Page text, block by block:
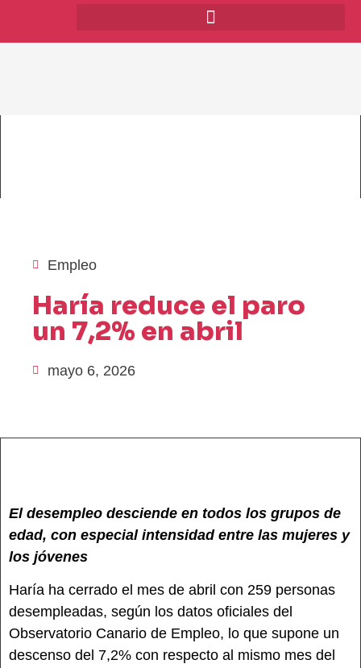
Empleo
Haría reduce el paro
un 7,2% en abril
mayo 6, 2026
El desempleo desciende en todos los grupos de
edad, con especial intensidad entre las mujeres y
los jóvenes
Haría ha cerrado el mes de abril con 259 personas
desempleadas, según los datos oficiales del
Observatorio Canario de Empleo, lo que supone un
descenso del 7,2% con respecto al mismo mes del